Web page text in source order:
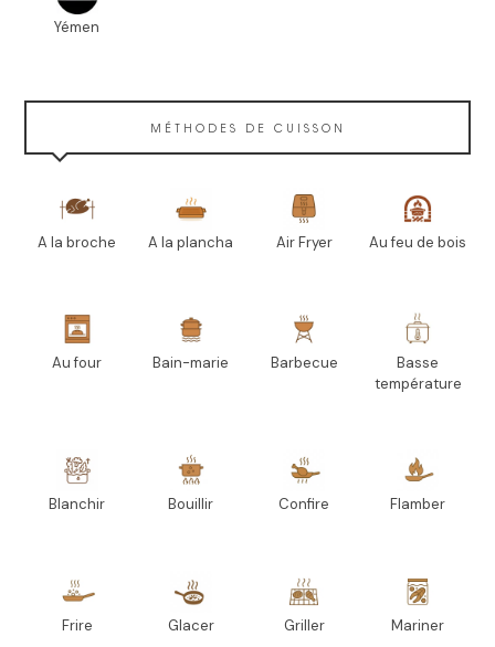
Yémen
MÉTHODES DE CUISSON
A la broche A la plancha Air Fryer Au feu de bois
Au four Bain-marie Barbecue
Basse
température
Blanchir Bouillir Confire Flamber
Frire Glacer Griller Mariner